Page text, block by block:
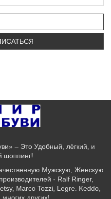
– Это Удобный, лёгкий, и
шоппинг!
Мужскую, Женскую
- Ralf Ringer,
Marco Tozzi, Legre. Keddo,